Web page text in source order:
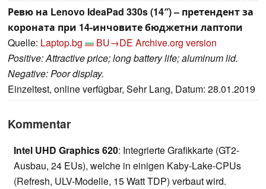
Ревю на Lenovo IdeaPad 330s (14″) – претендент за
короната при 14-инчовите бюджетни лаптопи
Quelle: Laptop.bg BU→DE Archive.org version
Positive: Attractive price; long battery life; aluminum lid.
Negative: Poor display.
Einzeltest, online verfügbar, Sehr Lang, Datum: 28.01.2019
Kommentar
Intel UHD Graphics 620: Integrierte Grafikkarte (GT2-
Ausbau, 24 EUs), welche in einigen Kaby-Lake-CPUs
(Refresh, ULV-Modelle, 15 Watt TDP) verbaut wird.